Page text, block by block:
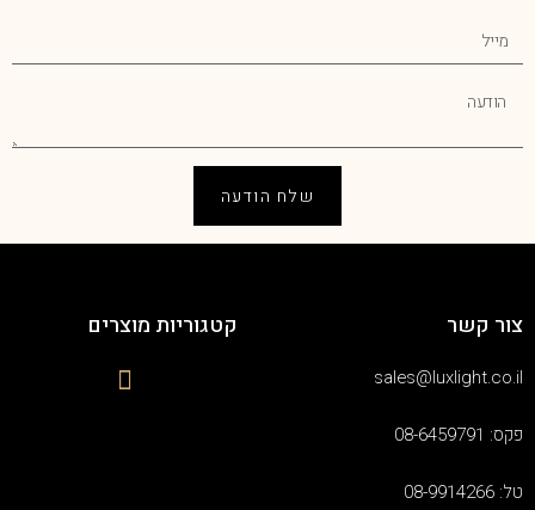
שלח הודעה
צור קשר
sales@luxlight.co.il
פקס: 08-6459791
טל: 08-9914266
קטגוריות מוצרים